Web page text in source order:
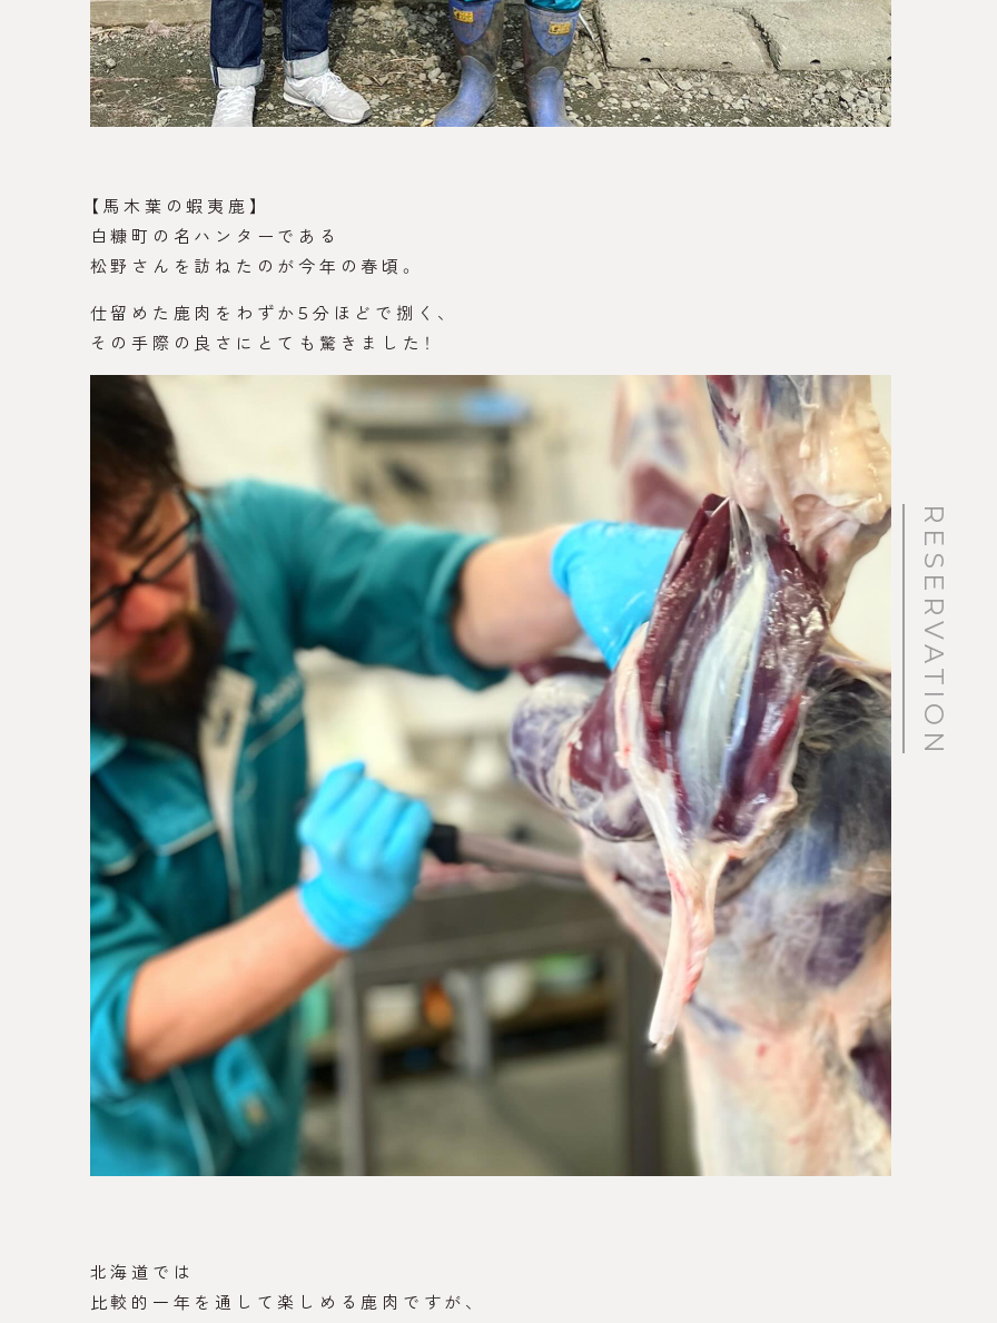
RESERVATION
【馬木葉の蝦夷鹿】
白糠町の名ハンターである
松野さんを訪ねたのが今年の春頃。
仕留めた鹿肉をわずか5分ほどで捌く、
その手際の良さにとても驚きました！
北海道では
比較的一年を通して楽しめる鹿肉ですが、